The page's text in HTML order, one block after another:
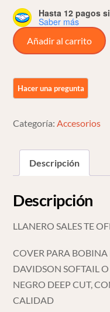
Hasta 12 pagos
Saber más
Cover
Bobina
Encendido
Negro
Davidson
Dyna
cantidad
Añadir al carrito
Categoría:Accesorios
Descripción
Descripción
LLANERO SALES TE
COVER PARA
DAVIDSON SOFTAIL
NEGRO DEEP CUT,
CALIDAD